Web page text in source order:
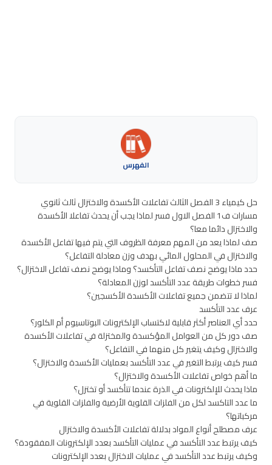
الفهرس
حل كيمياء 3 الفصل الثالث تفاعلات الأكسدة والاختزال ثالث ثانوي
مسارات ف1 الفصل الاول فسر لماذا يجب أن يحدث تفاعلا الأكسدة
والاختزال دائما معا؟
صف لماذا يعد من المهم معرفة الظروف التي يتم فيها تفاعل الأكسدة
والاختزال في المحلول المائي بهدف وزن معادلة التفاعل؟
حدد ماذا يوضح نصف تفاعل التأكسد؟ وماذا يوضح نصف تفاعل الاختزال؟
فسر خطوات طريقة عدد التأكسد لوزن المعادلة؟
لماذا لا تتضمن جميع تفاعلات الأكسدة الأكسجين؟
عرف عدد التأكسد
حدد أي العناصر أكثر قابلية لاكتساب الإلكترونات البوتاسيوم أم الكلور؟
صف دور كل من العوامل المؤكسدة والمختزلة في تفاعلات الأكسدة
والاختزال وكيف يتغير كل منهما في التفاعل؟
فسر كيف يرتبط التغير في عدد التأكسد بعمليات الأكسدة والاختزال؟
ما أهم خواص تفاعلات الأكسدة والاختزال؟
ماذا يحدث للإلكترونات في الذرة عندما تتأكسد أو تختزل؟
ما عدد التاكسد لكل من الفلزات القلوية الأرضية والفلزات القلوية في
مركباتها؟
عرف مصطلح أنواع المواد بدلالة تفاعلات الأكسدة والاختزال
كيف يرتبط عدد التأكسد في عمليات التأكسد بعدد الإلكترونات المفقودة؟
وكيف يرتبط عدد التأكسد في عمليات الاختزال بعدد الإلكترونات